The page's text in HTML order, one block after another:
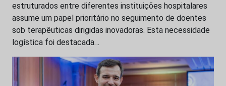
estruturados entre diferentes instituições hospitalares
assume um papel prioritário no seguimento de doentes
sob terapêuticas dirigidas inovadoras. Esta necessidade
logística foi destacada…